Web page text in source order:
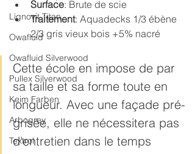
Lignovit Titan
Owafluid
Owafluid Silverwood
Pullex Silverwood
Keim Farben
Arbogrey
Textrol
Surface: Brute de scie
Traitement: Aquadecks 1/3 ébène
2/3 gris vieux bois +5% nacré
Cette école en impose de par
sa taille et sa forme toute en
longueur. Avec une façade pré-
grisée, elle ne nécessitera pas
d'entretien dans le temps